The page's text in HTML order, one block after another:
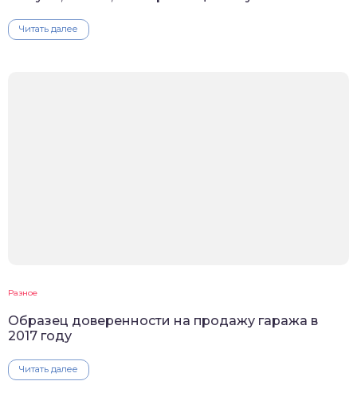
Читать далее
Разное
Образец доверенности на продажу гаража в
2017 году
Читать далее